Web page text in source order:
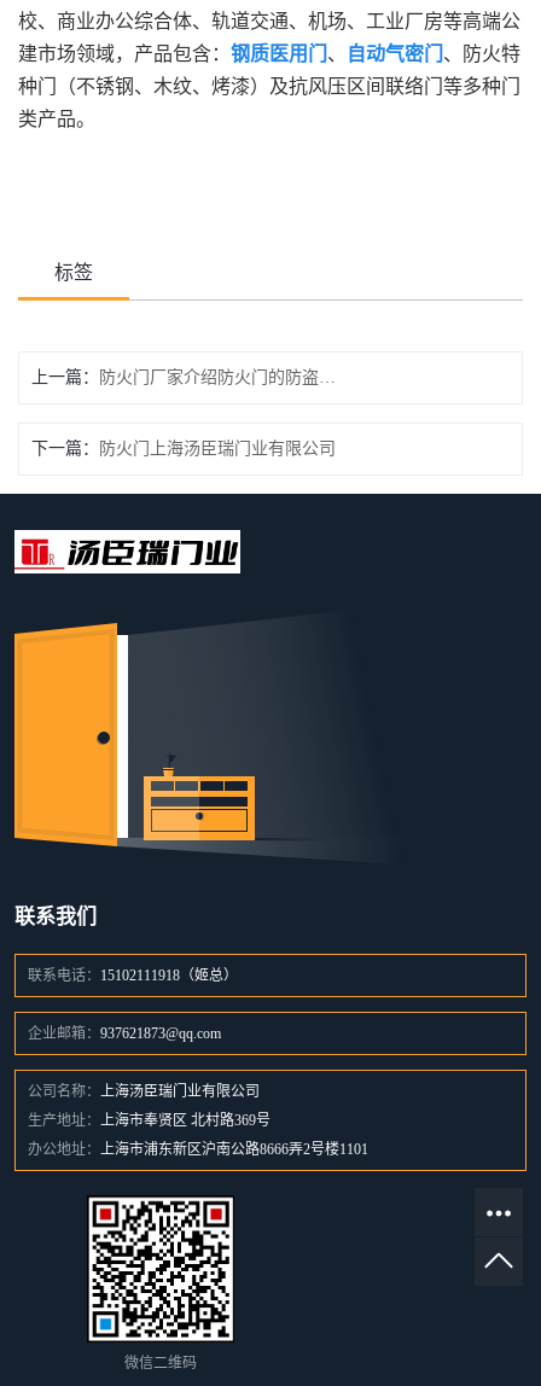
校、商业办公综合体、轨道交通、机场、工业厂房等高端公
建市场领域，产品包含： 钢质医用门 、 自动气密门 、防火特
种门（不锈钢、木纹、烤漆）及抗风压区间联络门等多种门
类产品。
标签
上一篇：
下一篇： 防火门上海汤臣瑞门业有限公司
联系我们
联系电话： 15102111918（姬总）
企业邮箱： 937621873@qq.com
公司名称： 上海汤臣瑞门业有限公司
生产地址： 上海市奉贤区 北村路369号
办公地址： 上海市浦东新区沪南公路8666弄2号楼1101
微信二维码